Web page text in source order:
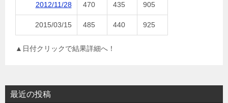
2012/11/28 470 435 905
2015/03/15 485 440 925
▲日付クリックで結果詳細へ！
最近の投稿